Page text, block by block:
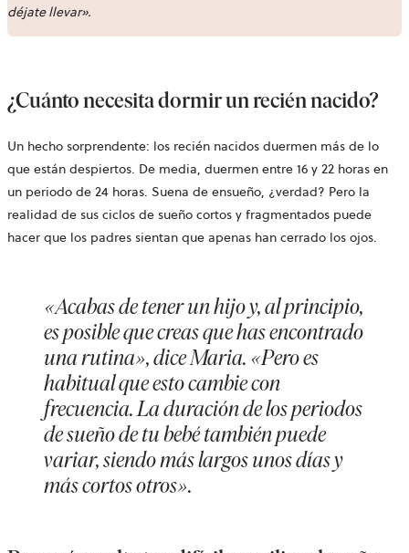
déjate llevar».
¿Cuánto necesita dormir un recién nacido?
Un hecho sorprendente: los recién nacidos duermen más de lo
que están despiertos. De media, duermen entre 16 y 22 horas en
un periodo de 24 horas. Suena de ensueño, ¿verdad? Pero la
realidad de sus ciclos de sueño cortos y fragmentados puede
hacer que los padres sientan que apenas han cerrado los ojos.
«Acabas de tener un hijo y, al principio,
es posible que creas que has encontrado
una rutina», dice Maria. «Pero es
habitual que esto cambie con
frecuencia. La duración de los periodos
de sueño de tu bebé también puede
variar, siendo más largos unos días y
más cortos otros».